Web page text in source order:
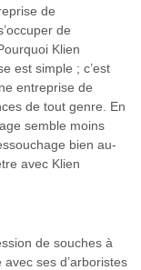
de
de
Klien
est simple ; c’est
entreprise de
de tout genre. En
semble moins
bien au-
avec Klien
de souches à
ses d’arboristes